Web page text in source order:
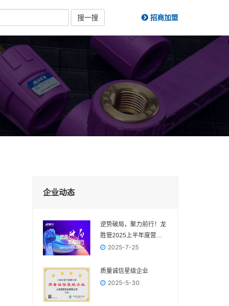
搜一搜 招商加盟
企业动态
逆势破局，聚力前行！龙
胜管2025上半年度营销
会议圆满落幕！
2025-7-25
质量诚信星级企业
2025-5-30